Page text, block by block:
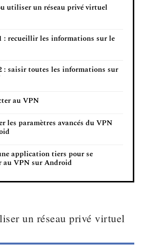
utiliser un réseau privé virtuel
: recueillir les informations sur le
: saisir toutes les informations sur
au VPN
les paramètres avancés du VPN
application tiers pour se
au VPN sur Android
un réseau privé virtuel